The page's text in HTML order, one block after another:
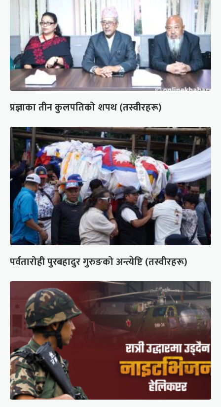
प्रज्ञाका तीन कुलपतिको शपथ (तस्वीरहरू)
पर्वतारोही पुरबहादुर गुरुङको अन्त्येष्टि (तस्वीरहरू)